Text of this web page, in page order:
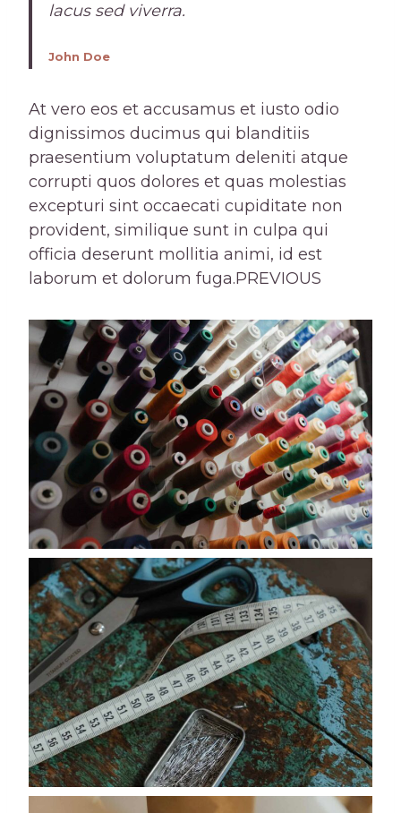
lacus sed viverra.
John Doe
At vero eos et accusamus et iusto odio
dignissimos ducimus qui blanditiis
praesentium voluptatum deleniti atque
corrupti quos dolores et quas molestias
excepturi sint occaecati cupiditate non
provident, similique sunt in culpa qui
officia deserunt mollitia animi, id est
laborum et dolorum fuga.PREVIOUS